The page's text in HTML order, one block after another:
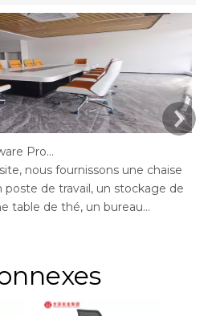
Jiangmen Digao Hardware Products Company
nous fournissons une chaise
poste de travail, un stockage de
table de thé, un bureau